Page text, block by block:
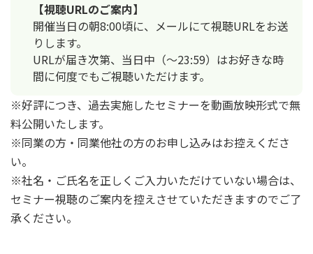
【視聴URLのご案内】
開催当日の朝8:00頃に、メールにて視聴URLをお送
りします。
URLが届き次第、当日中（〜23:59）はお好きな時
間に何度でもご視聴いただけます。
※好評につき、過去実施したセミナーを動画放映形式で無
料公開いたします。
※同業の方・同業他社の方のお申し込みはお控えくださ
い。
※社名・ご氏名を正しくご入力いただけていない場合は、
セミナー視聴のご案内を控えさせていただきますのでご了
承ください。